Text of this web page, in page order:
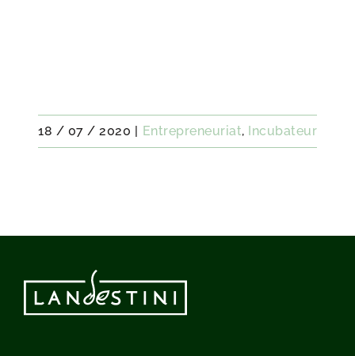
18 / 07 / 2020 | Entrepreneuriat, Incubateur